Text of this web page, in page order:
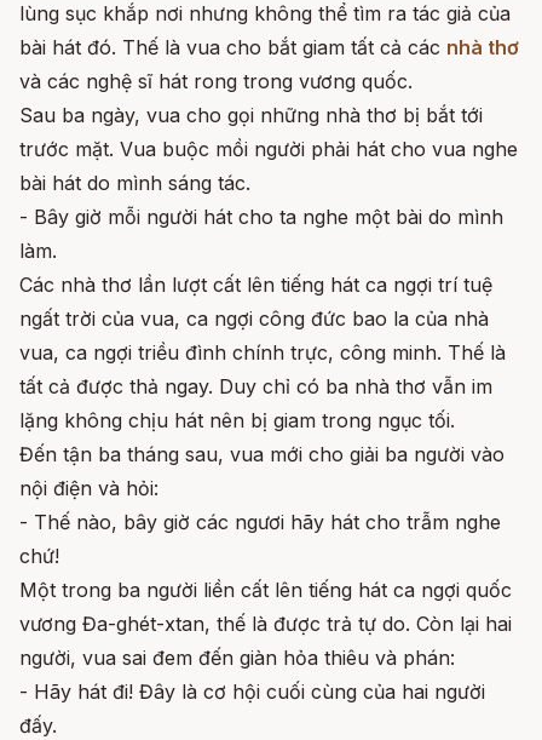
lùng sục khắp nơi nhưng không thể tìm ra tác giả của
bài hát đó. Thế là vua cho bắt giam tất cả các nhà thơ
và các nghệ sĩ hát rong trong vương quốc.
Sau ba ngày, vua cho gọi những nhà thơ bị bắt tới
trước mặt. Vua buộc mồi người phải hát cho vua nghe
bài hát do mình sáng tác.
- Bây giờ mỗi người hát cho ta nghe một bài do mình
làm.
Các nhà thơ lần lượt cất lên tiếng hát ca ngợi trí tuệ
ngất trời của vua, ca ngợi công đức bao la của nhà
vua, ca ngợi triều đình chính trực, công minh. Thế là
tất cả được thả ngay. Duy chỉ có ba nhà thơ vẫn im
lặng không chịu hát nên bị giam trong ngục tối.
Đến tận ba tháng sau, vua mới cho giải ba người vào
nội điện và hỏi:
- Thế nào, bây giờ các ngươi hãy hát cho trẫm nghe
chứ!
Một trong ba người liền cất lên tiếng hát ca ngợi quốc
vương Đa-ghét-xtan, thế là được trả tự do. Còn lại hai
người, vua sai đem đến giàn hỏa thiêu và phán:
- Hãy hát đi! Đây là cơ hội cuối cùng của hai người
đấy.